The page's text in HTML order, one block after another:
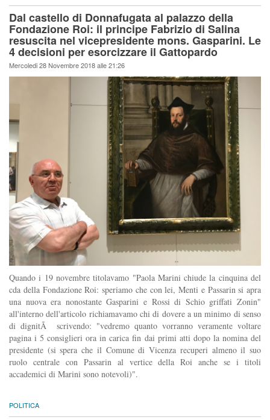
Dal castello di Donnafugata al palazzo della
Fondazione Roi: il principe Fabrizio di Salina
resuscita nel vicepresidente mons. Gasparini. Le
4 decisioni per esorcizzare il Gattopardo
Mercoledi 28 Novembre 2018 alle 21:26
Quando i 19 novembre titolavamo "Paola Marini chiude la cinquina del
cda della Fondazione Roi: speriamo che con lei, Menti e Passarin si apra
una nuova era nonostante Gasparini e Rossi di Schio griffati Zonin"
all'interno dell'articolo richiamavamo chi di dovere a un minimo di senso
di dignitÃ scrivendo: "vedremo quanto vorranno veramente voltare
pagina i 5 consiglieri ora in carica fin dai primi atti dopo la nomina del
presidente (si spera che il Comune di Vicenza recuperi almeno il suo
ruolo centrale con Passarin al vertice della Roi anche se i titoli
accademici di Marini sono notevoli)".
POLITICA